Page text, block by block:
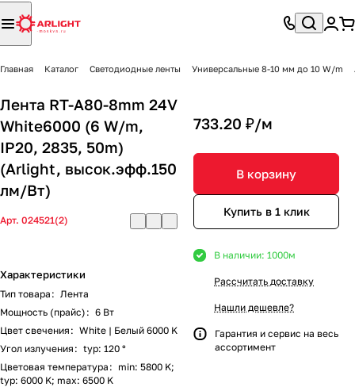
Главная Каталог Светодиодные ленты Универсальные 8-10 мм до 10 W/m
Лента RT-A80-8mm 24V
White6000 (6 W/m,
IP20, 2835, 50m)
(Arlight, высок.эфф.150
лм/Вт)
Арт. 024521(2)
Характеристики
Тип товара : Лента
Мощность (прайс) : 6 Вт
Цвет свечения : White | Белый 6000 K
Угол излучения : typ: 120 °
Цветовая температура : min: 5800 K;
typ: 6000 K; max: 6500 K
733.20 ₽/м
В корзину
Купить в 1 клик
В наличии: 1000м
Рассчитать доставку
Нашли дешевле?
Гарантия и сервис на весь
ассортимент